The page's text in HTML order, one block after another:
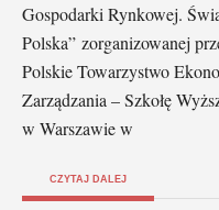
Gospodarki Rynkowej.
Polska” zorganizowanej
Polskie Towarzystwo
Zarządzania – Szkołę
w Warszawie w
CZYTAJ DALEJ